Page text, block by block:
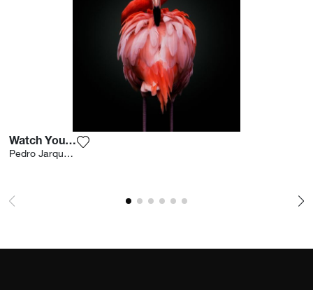
Watch Your Back
Pedro Jarque Krebs